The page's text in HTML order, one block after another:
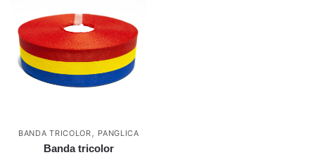
BANDA TRICOLOR , PANGLICA
Banda tricolor